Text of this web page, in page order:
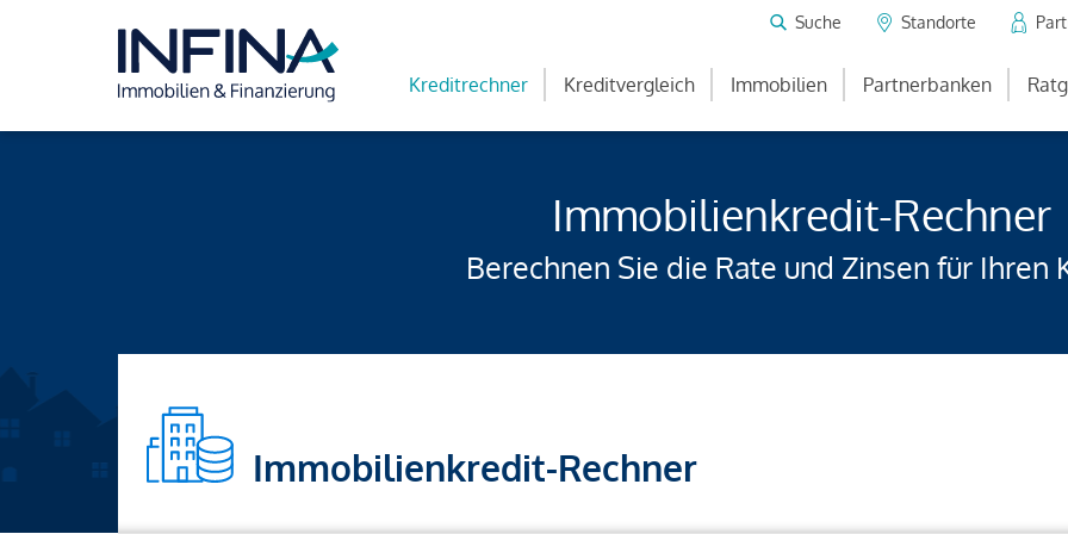
Suche Standorte
Kreditrechner Kreditvergleich Immobilien Partnerbanken
Immobilienkredit-Rechner
Berechnen Sie die Rate und Zinsen für Ihren
Immobilienkredit-Rechner